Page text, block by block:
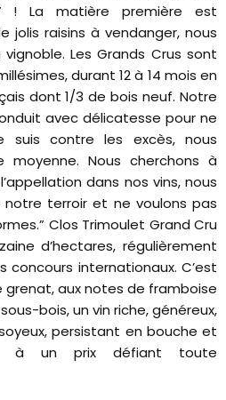
La matière première est
jolis raisins à vendanger, nous
Les Grands Crus sont
durant 12 à 14 mois en
dont 1/3 de bois neuf. Notre
avec délicatesse pour ne
suis contre les excès, nous
moyenne. Nous cherchons à
dans nos vins, nous
terroir et ne voulons pas
Clos Trimoulet Grand Cru
d’hectares, régulièrement
internationaux. C’est
grenat, aux notes de framboise
bois, un vin riche, généreux,
persistant en bouche et
à un prix défiant toute